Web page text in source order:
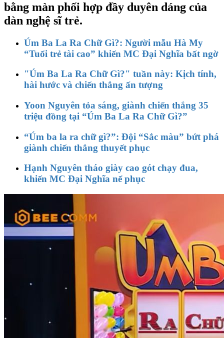
bằng màn phối hợp đầy duyên dáng của
dàn nghệ sĩ trẻ.
Úm Ba La Ra Chữ Gì?: Người mẫu Hà My
“Tuổi trẻ tài cao” khiến MC Đại Nghĩa bất ngờ
"Úm Ba La Ra Chữ Gì?" tuần này: Kịch tính,
hài hước và chiến thắng ấn tượng
Yoon Nguyên tỏa sáng, giành chiến thắng 35
triệu đồng tại “Úm Ba La Ra Chữ Gì?”
“Úm ba la ra chữ gì?”: Đội “Sắc màu” bứt phá
giành chiến thắng thuyết phục
Hạnh Nguyên tháo giày cao gót chạy đua,
khiến MC Đại Nghĩa nể phục